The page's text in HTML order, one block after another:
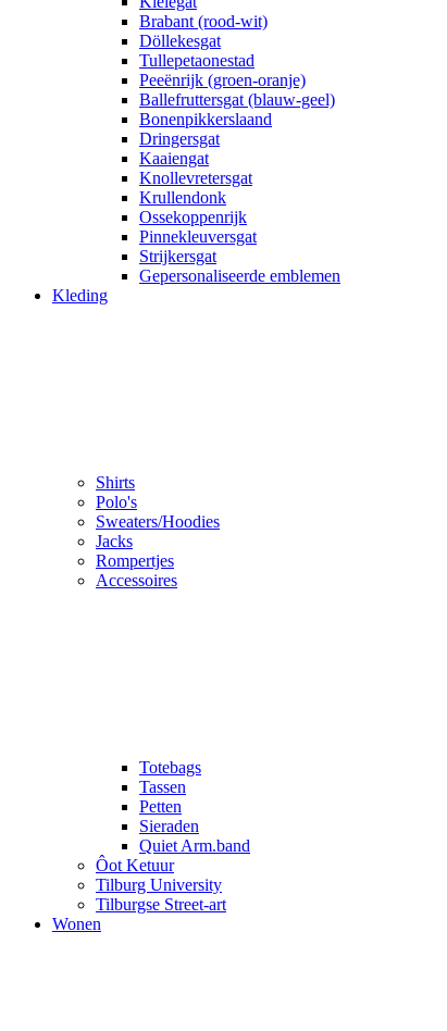
Brabant (rood-wit)
Döllekesgat
Tullepetaonestad
Peeënrijk (groen-oranje)
Ballefruttersgat (blauw-geel)
Bonenpikkerslaand
Dringersgat
Kaaiengat
Knollevretersgat
Krullendonk
Ossekoppenrijk
Pinnekleuversgat
Strijkersgat
Gepersonaliseerde emblemen
Kleding
Shirts
Polo's
Sweaters/Hoodies
Jacks
Rompertjes
Accessoires
Totebags
Tassen
Petten
Sieraden
Quiet Arm.band
Ôot Ketuur
Tilburg University
Tilburgse Street-art
Wonen